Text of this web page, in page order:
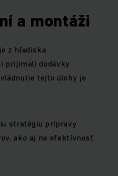
a montáži
z hľadiska
prijímali dodávky
tejto úlohy je
stratégiu prípravy
ako aj na efektívnosť